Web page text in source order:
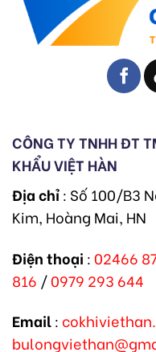
CÔNG TY TNHH ĐT
KHẨU VIỆT HÀN
Địa chỉ: Số 100/B3
Kim, Hoàng Mai, HN
Điện thoại : 02466
816 /0979 293 644
Email: